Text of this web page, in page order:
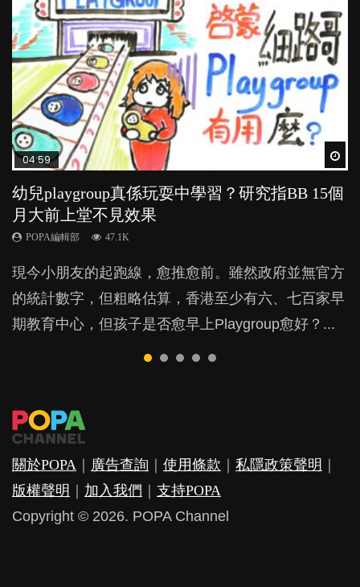
04:59
幼兒playgroup真係玩耍中學習？研究指BB 15個
月大前上堂不見效果
POPA編輯部 47.1K
現今小朋友的起跑線，愈推愈前。雖然政府並無官方
的統計數字，但粗略估算，香港至少有六、七百家早
期教育中心，但孩子是否愈早上Playgroup愈好？...
03:39
幼稚園遊戲課 如何刺激幼兒自發學習取代獎勵
與懲罰？
POPA編輯部 33.1K
由美國學者所創的 tools of the mind 課程，學生以遊
戲方式學習，學術能力和自制能力亦明顯比其他小朋
友優勝，到底這課程有何特別之處？...
04:06
全職好？在職好？｜全職媽媽與在職媽媽的壓
力與價值
POPA編輯部 25.8K
許多媽媽心底可能都有一刻掙扎過：究竟全職好，還
是在職好。雖說每個家庭都有自己的獨特狀況和考慮
因素，但原來全職和在職媽媽所養育的子女其實都各
03:02
老公患產後憂鬱症對BB的影響
POPA編輯部 15.9K
鬱，影響日常生活，嚴重的甚至會有自殺，或傷害小
朋友的念頭。但為何爸爸患上產後抑鬱往往難以察
覺？...
04:18
凡事以BB為中心，就係好爸媽？｜別忽視父母
的身心虛耗
POPA編輯部 31.5K
父母日夜無間、身心俱疲地照顧BB，如何做到正向
教養？部份父母更會為了小朋友放棄自己的嗜好、減
少出席朋友聚會等等，你以為會換來美好的親子關
關於POPA 廣告查詢 使用條款 私隱政策聲明
版權聲明
加入我們
支持POPA
Copyright © 2026. POPA Channel